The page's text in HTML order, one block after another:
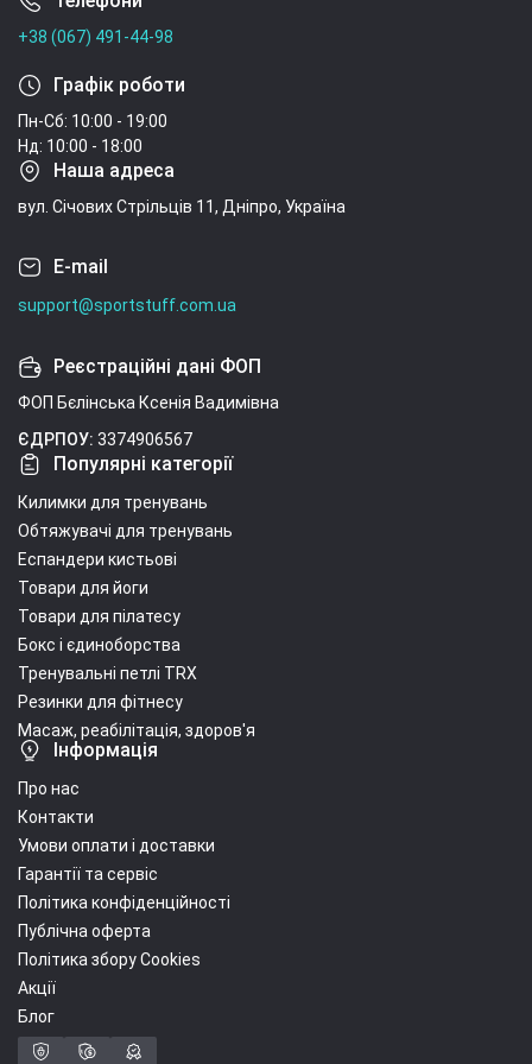
молоко, соя. Фасовки 22,5 г - 1 порция, 908 г - 40
порций, 1,816 кг - 80 порций.
+38 (067) 491-44-98
Графік роботи
Пн-Сб: 10:00 - 19:00
Нд: 10:00 - 18:00
Наша адреса
вул. Січових Стрільців 11, Дніпро, Україна
E-mail
support@sportstuff.com.ua
Реєстраційні дані ФОП
ФОП Бєлінська Ксенія Вадимівна
ЄДРПОУ: 3374906567
Популярні категорії
Килимки для тренувань
Обтяжувачі для тренувань
Еспандери кистьові
Товари для йоги
Товари для пілатесу
Бокс і єдиноборства
Тренувальні петлі TRX
Резинки для фітнесу
Масаж, реабілітація, здоров'я
Інформація
Про нас
Контакти
Умови оплати і доставки
Гарантії та сервіс
Політика конфіденційності
Публічна оферта
Політика збору Cookies
Акції
Блог